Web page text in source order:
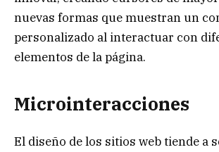
nuevas formas que muestran un
personalizado al interactuar con
elementos de la página.
Microinteracciones
El diseño de los sitios web tiende a